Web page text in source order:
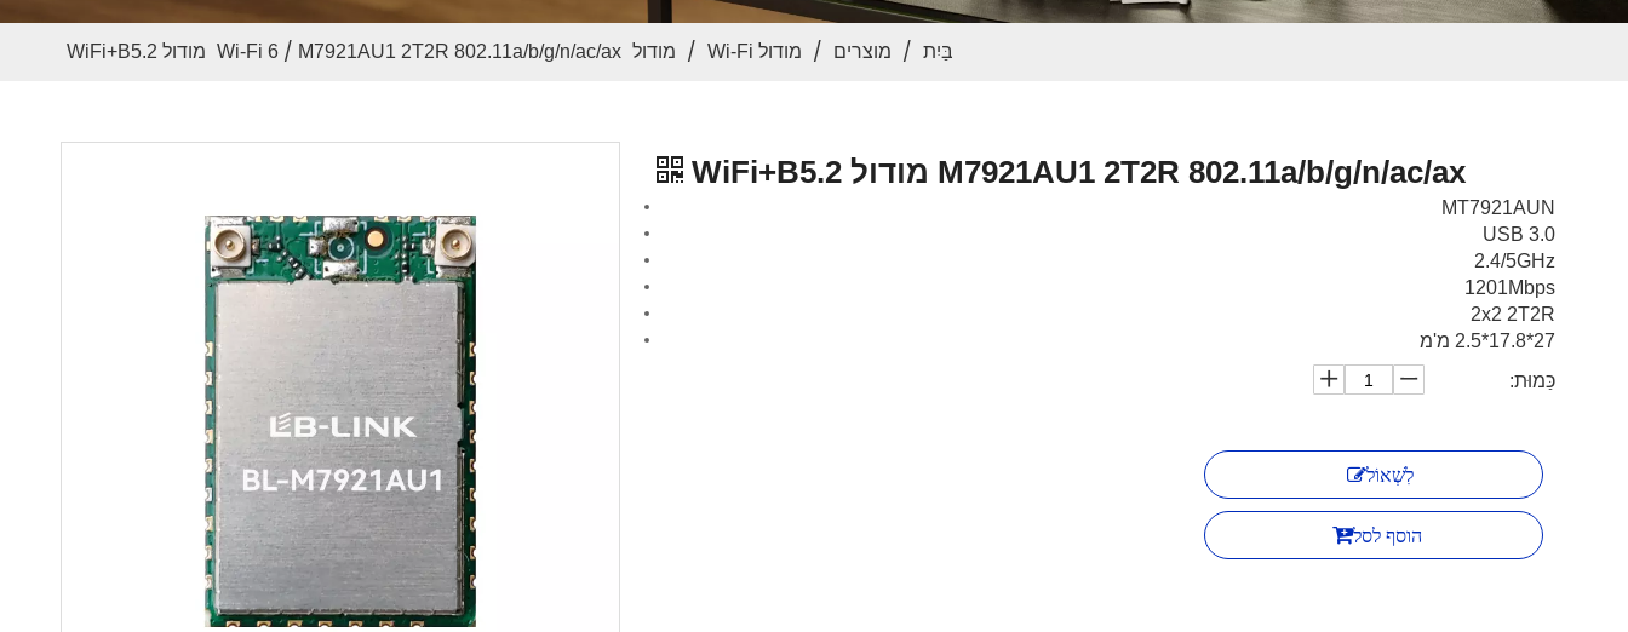
בַּיִת / מוצרים / מודול Wi-Fi / מודול Wi-Fi 6 / M7921AU1 2T2R 802.11a/b/g/n/ac/ax מודול WiFi+B5.2
M7921AU1 2T2R 802.11a/b/g/n/ac/ax מודול WiFi+B5.2
MT7921AUN
USB 3.0
2.4/5GHz
1201Mbps
2x2 2T2R
27*17.8*2.5 מ'מ
כַּמוּת:
לִשְׁאוֹל
הוסף לסל